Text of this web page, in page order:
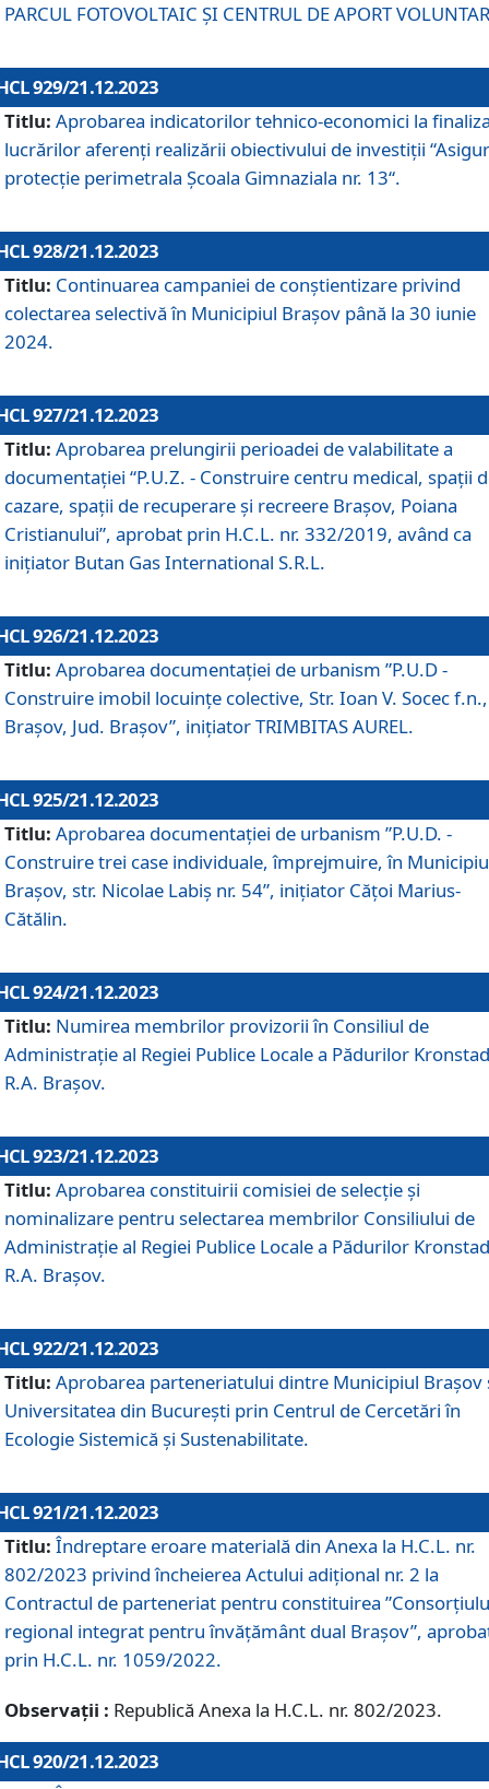
PARCUL FOTOVOLTAIC ȘI CENTRUL DE APORT
929/21.12.2023
Titlu: Aprobarea indicatorilor tehnico-economici la
lucrărilor aferenți realizării obiectivului de investiții
protecție perimetrala Școala Gimnaziala nr. 13“.
928/21.12.2023
Titlu: Continuarea campaniei de conștientizare privind
colectarea selectivă în Municipiul Braşov până la 30 iunie
2024.
927/21.12.2023
Titlu: Aprobarea prelungirii perioadei de valabilitate a
documentaţiei “P.U.Z. - Construire centru medical, spații
cazare, spații de recuperare și recreere Brașov, Poiana
Cristianului”, aprobat prin H.C.L. nr. 332/2019, având ca
inițiator Butan Gas International S.R.L.
926/21.12.2023
Titlu: Aprobarea documentaţiei de urbanism ”P.U.D -
Construire imobil locuințe colective, Str. Ioan V. Socec f.n.,
Brașov, Jud. Brașov”, inițiator TRIMBITAS AUREL.
925/21.12.2023
Titlu: Aprobarea documentaţiei de urbanism ”P.U.D. -
Construire trei case individuale, împrejmuire, în
Brașov, str. Nicolae Labiș nr. 54”, inițiator Cățoi Marius-
Cătălin.
924/21.12.2023
Titlu: Numirea membrilor provizorii în Consiliul de
Administraţie al Regiei Publice Locale a Pădurilor
R.A. Brașov.
923/21.12.2023
Titlu: Aprobarea constituirii comisiei de selecție și
nominalizare pentru selectarea membrilor Consiliului de
Administrație al Regiei Publice Locale a Pădurilor
R.A. Brașov.
922/21.12.2023
Titlu: Aprobarea parteneriatului dintre Municipiul Brașov
Universitatea din București prin Centrul de Cercetări în
Ecologie Sistemică și Sustenabilitate.
921/21.12.2023
Titlu: Îndreptare eroare materială din Anexa la H.C.L. nr.
802/2023 privind încheierea Actului adițional nr. 2 la
Contractul de parteneriat pentru constituirea
regional integrat pentru învățământ dual Brașov”,
prin H.C.L. nr. 1059/2022.
Observații : Republică Anexa la H.C.L. nr. 802/2023.
920/21.12.2023